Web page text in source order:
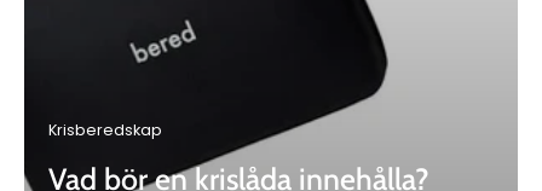
Krisberedskap
Vad bör en krislåda innehålla?